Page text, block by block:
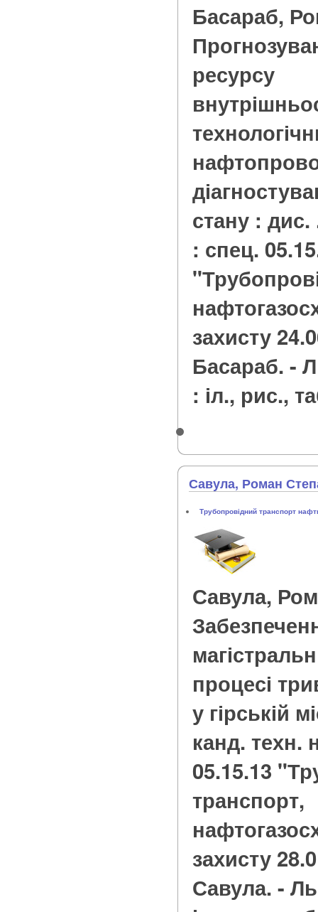
Басараб,
ресурсу
стану : дис.
: спец.
захисту
Басараб. -
: іл., рис.,
Савула, Роман
Трубопровідний транспорт
Савула,
процесі
у гірській
канд. техн.
05.15.13
транспорт,
захисту
Савула. -